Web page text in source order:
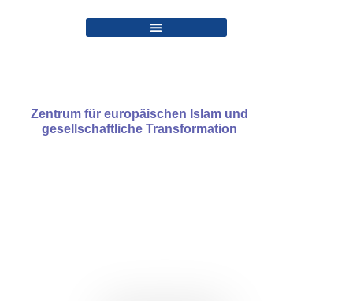
Zentrum für europäischen Islam und
gesellschaftliche Transformation